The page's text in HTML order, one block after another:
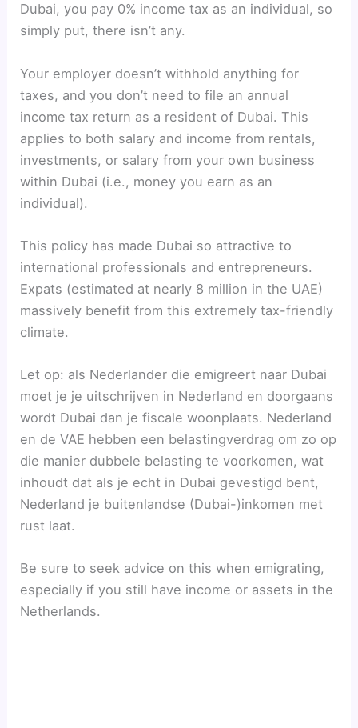
Dubai, you pay 0% income tax as an individual, so
simply put, there isn’t any.
Your employer doesn’t withhold anything for
taxes, and you don’t need to file an annual
income tax return as a resident of Dubai. This
applies to both salary and income from rentals,
investments, or salary from your own business
within Dubai (i.e., money you earn as an
individual).
This policy has made Dubai so attractive to
international professionals and entrepreneurs.
Expats (estimated at nearly 8 million in the UAE)
massively benefit from this extremely tax-friendly
climate.
Let op: als Nederlander die emigreert naar Dubai
moet je je uitschrijven in Nederland en doorgaans
wordt Dubai dan je fiscale woonplaats. Nederland
en de VAE hebben een belastingverdrag om zo op
die manier dubbele belasting te voorkomen, wat
inhoudt dat als je echt in Dubai gevestigd bent,
Nederland je buitenlandse (Dubai-)inkomen met
rust laat.
Be sure to seek advice on this when emigrating,
especially if you still have income or assets in the
Netherlands.